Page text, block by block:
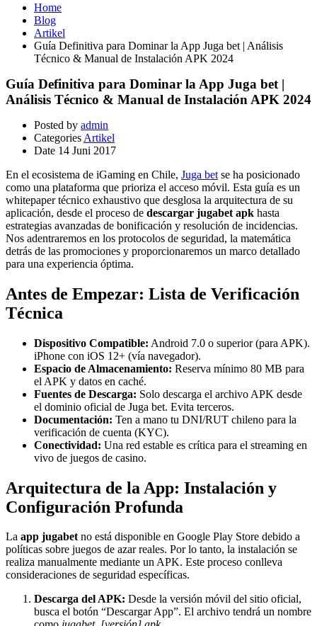
Home
Blog
Artikel
Guía Definitiva para Dominar la App Juga bet | Análisis
Técnico & Manual de Instalación APK 2024
Guía Definitiva para Dominar la App Juga bet |
Análisis Técnico & Manual de Instalación APK 2024
Posted by admin
Categories Artikel
Date 14 Juni 2017
En el ecosistema de iGaming en Chile, Juga bet se ha posicionado
como una plataforma que prioriza el acceso móvil. Esta guía es un
whitepaper técnico exhaustivo que desglosa la arquitectura de su
aplicación, desde el proceso de descargar jugabet apk hasta
estrategias avanzadas de bonificación y resolución de incidencias.
Nos adentraremos en los protocolos de seguridad, la matemática
detrás de las promociones y proporcionaremos un marco detallado
para una experiencia óptima.
Antes de Empezar: Lista de Verificación
Técnica
Dispositivo Compatible: Android 7.0 o superior (para APK).
iPhone con iOS 12+ (vía navegador).
Espacio de Almacenamiento: Reserva mínimo 80 MB para
el APK y datos en caché.
Fuentes de Descarga: Solo descarga el archivo APK desde
el dominio oficial de Juga bet. Evita terceros.
Documentación: Ten a mano tu DNI/RUT chileno para la
verificación de cuenta (KYC).
Conectividad: Una red estable es crítica para el streaming en
vivo de juegos de casino.
Arquitectura de la App: Instalación y
Configuración Profunda
La app jugabetno está disponible en Google Play Store debido a
políticas sobre juegos de azar reales. Por lo tanto, la instalación se
realiza manualmente mediante un APK. Este proceso conlleva
consideraciones de seguridad específicas.
Descarga del APK: Desde la versión móvil del sitio oficial,
busca el botón “Descargar App”. El archivo tendrá un nombre